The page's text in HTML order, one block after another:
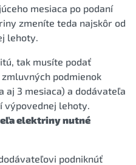
mesiaca po podaní
zmeníte teda najskôr od
lehoty.
tak musíte podať
podmienok
aj 3 mesiaca) a dodávateľa
výpovednej lehoty.
elektriny nutné
podniknúť